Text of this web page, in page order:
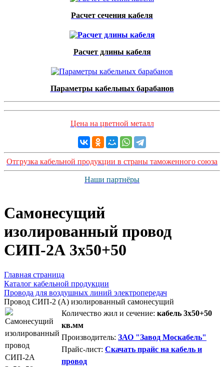
Расчет сечения кабеля
Расчет длины кабеля
Параметры кабельных барабанов
Цена на цветной металл
Отгрузка кабельной продукции в страны таможенного союза
Наши партнёры
Самонесущий
изолированный провод
СИП-2А 3х50+50
Главная страница
Каталог кабельной продукции
Провода для воздушных линий электропередач
Провод СИП-2 (А) изолированный самонесущий
Количество жил и сечение: кабель 3х50+50
кв.мм
Производитель: ЗАО "Завод Москабель"
Прайс-лист: Скачать прайс на кабель и
провод